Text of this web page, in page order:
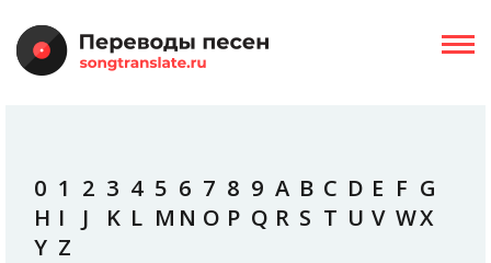
0 1 2 3 4 5 6 7 8 9 A B C D E F G
H I J K L M N O P Q R S T U V WX
Y Z